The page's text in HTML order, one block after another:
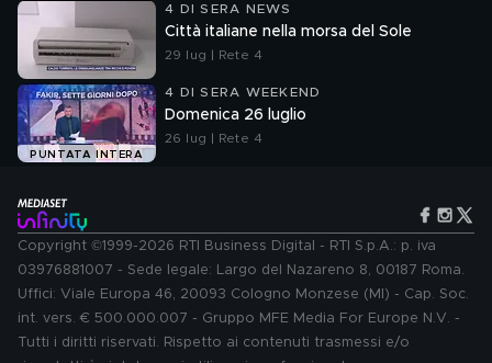
4 DI SERA NEWS
Città italiane nella morsa del Sole
29 lug | Rete 4
PUNTATA INTERA
4 DI SERA WEEKEND
Domenica 26 luglio
26 lug | Rete 4
Copyright ©1999-2026 RTI Business Digital - RTI S.p.A.: p. iva
03976881007 - Sede legale: Largo del Nazareno 8, 00187 Roma.
Uffici: Viale Europa 46, 20093 Cologno Monzese (MI) - Cap. Soc.
int. vers. € 500.000.007 - Gruppo MFE Media For Europe N.V. -
Tutti i diritti riservati. Rispetto ai contenuti trasmessi e/o